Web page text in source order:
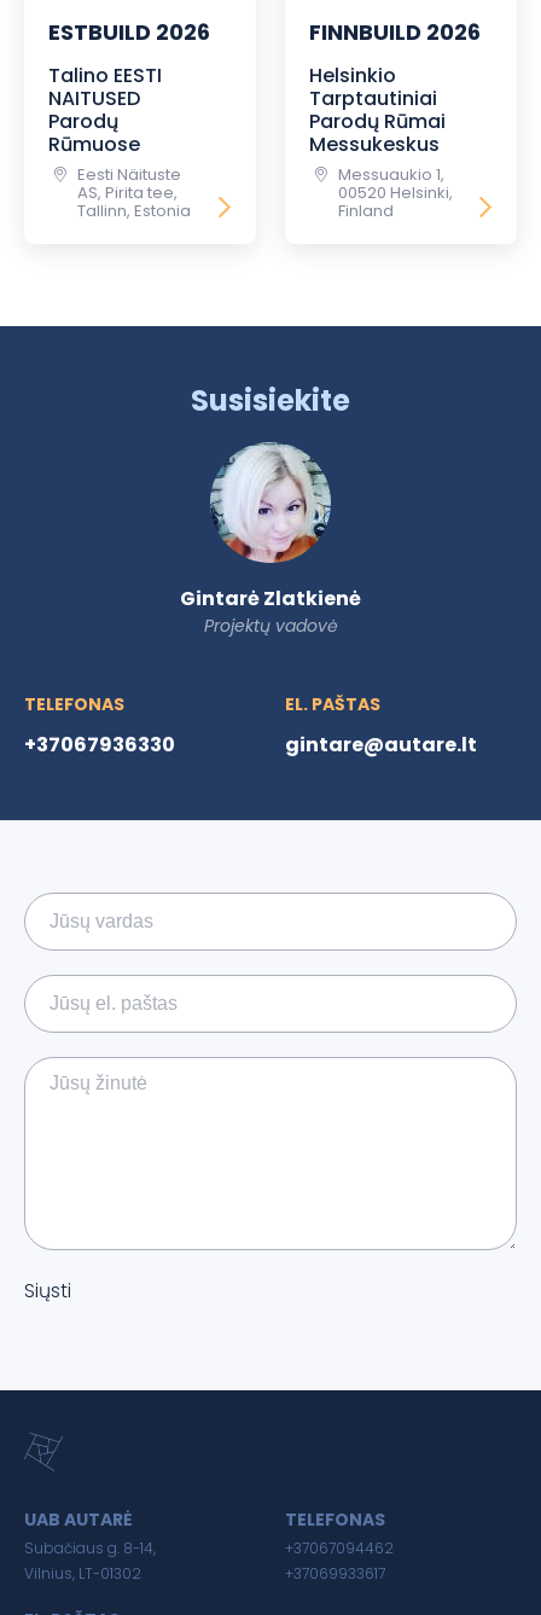
ESTBUILD 2026
Talino EESTI
NAITUSED
Parodų
Rūmuose
Eesti Näituste
AS, Pirita tee,
Tallinn, Estonia
FINNBUILD 2026
Helsinkio
Tarptautiniai
Parodų Rūmai
Messukeskus
Messuaukio 1,
00520 Helsinki,
Finland
Susisiekite
Gintarė Zlatkienė
Projektų vadovė
TELEFONAS
+37067936330
EL. PAŠTAS
gintare@autare.lt
Siųsti
UAB AUTARĖ
Subačiaus g. 8-14,
Vilnius, LT-01302
TELEFONAS
+37067094462
+37069933617